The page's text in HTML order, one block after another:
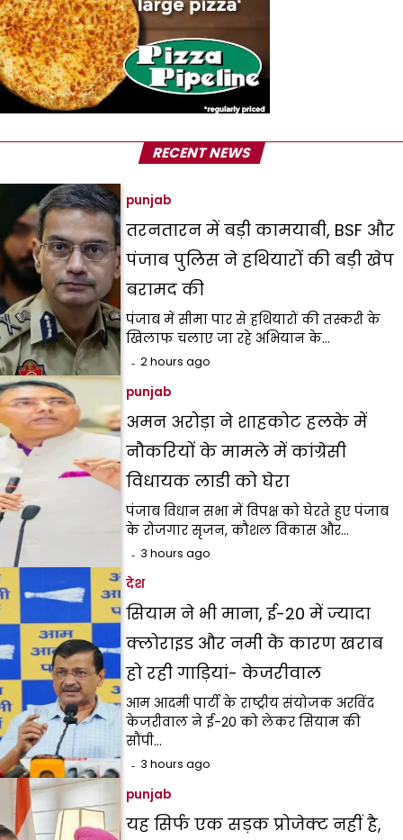
RECENT NEWS
punjab
तरनतारन में बड़ी कामयाबी, BSF और
पंजाब पुलिस ने हथियारों की बड़ी खेप
बरामद की
पंजाब में सीमा पार से हथियारों की तस्करी के
खिलाफ चलाए जा रहे अभियान के…
2 hours ago
punjab
अमन अरोड़ा ने शाहकोट हलके में
नौकरियों के मामले में कांग्रेसी
विधायक लाडी को घेरा
पंजाब विधान सभा में विपक्ष को घेरते हुए पंजाब
के रोजगार सृजन, कौशल विकास और…
3 hours ago
देश
सियाम ने भी माना, ई-20 में ज्यादा
क्लोराइड और नमी के कारण खराब
हो रही गाड़ियां- केजरीवाल
आम आदमी पार्टी के राष्ट्रीय संयोजक अरविंद
केजरीवाल ने ई-20 को लेकर सियाम की
सौंपी…
3 hours ago
punjab
यह सिर्फ एक सड़क प्रोजेक्ट नहीं है,